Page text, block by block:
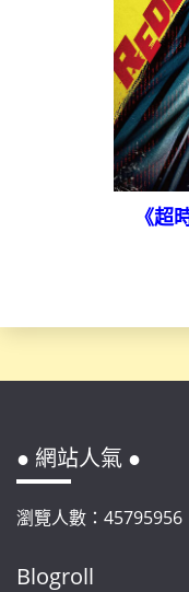
《超
● 網站人氣 ●
瀏覽人數：45795956
Blogroll